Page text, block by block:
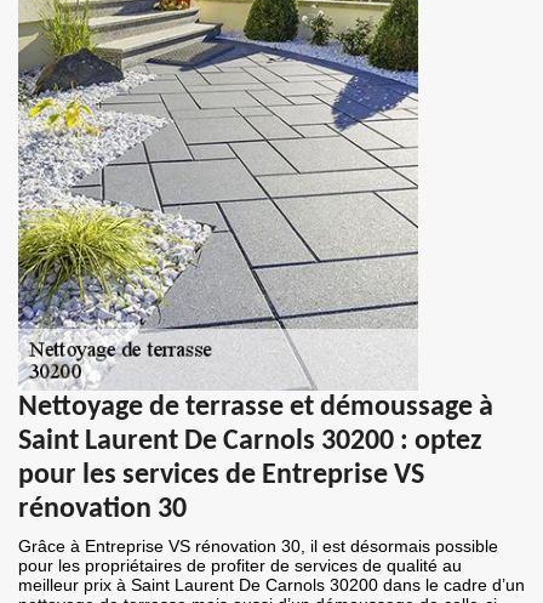
Nettoyage de terrasse et démoussage à
Saint Laurent De Carnols 30200 : optez
pour les services de Entreprise VS
rénovation 30
Grâce à Entreprise VS rénovation 30, il est désormais possible
pour les propriétaires de profiter de services de qualité au
meilleur prix à Saint Laurent De Carnols 30200 dans le cadre d’un